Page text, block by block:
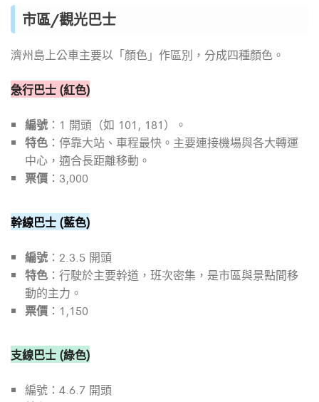
市區/觀光巴士
濟州島上公車主要以「顏色」作區別，分成四種顏色。
急行巴士 (紅色)
編號 ：1 開頭（如 101, 181）。
特色 ：停靠大站、車程最快。主要連接機場與各大轉運
中心，適合長距離移動。
票價 ：3,000
幹線巴士 (藍色)
編號 ：2.3.5 開頭
特色 ：行駛於主要幹道，班次密集，是市區與景點間移
動的主力。
票價 ：1,150
支線巴士 (綠色)
編號：4.6.7 開頭